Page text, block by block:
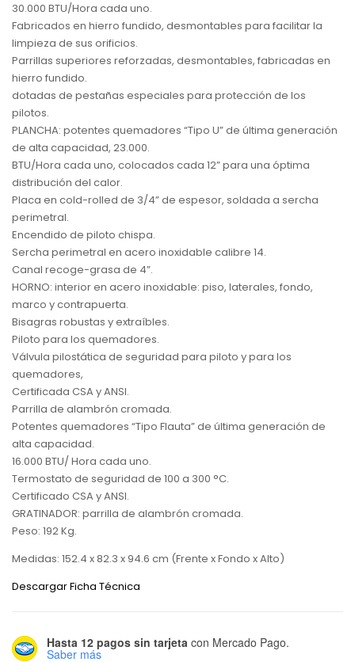
30.000 BTU/Hora cada uno.
Fabricados en hierro fundido, desmontables para facilitar la
limpieza de sus orificios.
Parrillas superiores reforzadas, desmontables, fabricadas en
hierro fundido.
dotadas de pestañas especiales para protección de los
pilotos.
PLANCHA: potentes quemadores “Tipo U” de última generación
de alta capacidad, 23.000.
BTU/Hora cada uno, colocados cada 12” para una óptima
distribución del calor.
Placa en cold-rolled de 3/4” de espesor, soldada a sercha
perimetral.
Encendido de piloto chispa.
Sercha perimetral en acero inoxidable calibre 14.
Canal recoge-grasa de 4”.
HORNO: interior en acero inoxidable: piso, laterales, fondo,
marco y contrapuerta.
Bisagras robustas y extraíbles.
Piloto para los quemadores.
Válvula pilostática de seguridad para piloto y para los
quemadores,
Certificada CSA y ANSI.
Parrilla de alambrón cromada.
Potentes quemadores “Tipo Flauta” de última generación de
alta capacidad.
16.000 BTU/ Hora cada uno.
Termostato de seguridad de 100 a 300 °C.
Certificado CSA y ANSI.
GRATINADOR: parrilla de alambrón cromada.
Peso: 192 Kg.
Medidas: 152.4 x 82.3 x 94.6 cm (Frente x Fondo x Alto)
Descargar Ficha Técnica
Hasta 12 pagos sin tarjeta con Mercado Pago.
Saber más